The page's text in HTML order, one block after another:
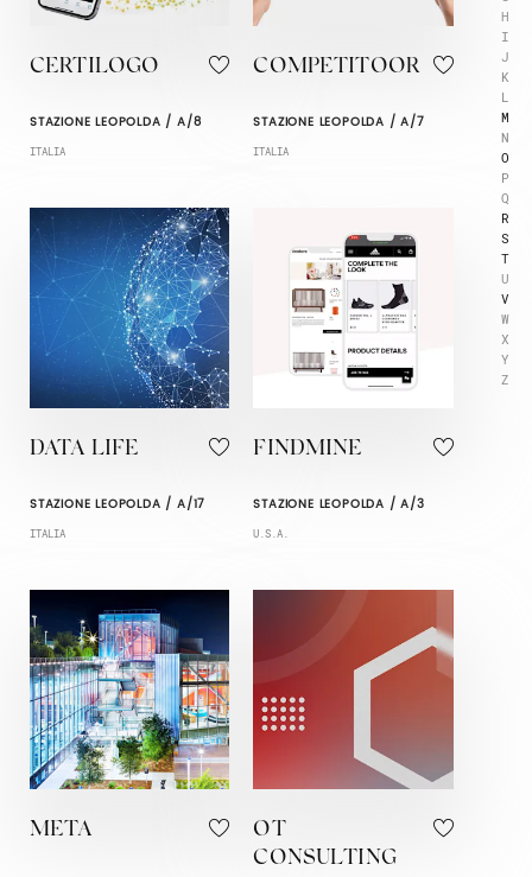
H
I
J
K
L
M
N
O
P
Q
R
S
T
U
V
W
X
Y
Z
CERTILOGO
STAZIONE LEOPOLDA / A/8
ITALIA
COMPETITOOR
STAZIONE LEOPOLDA / A/7
ITALIA
DATA LIFE
STAZIONE LEOPOLDA / A/17
ITALIA
FINDMINE
STAZIONE LEOPOLDA / A/3
U.S.A.
META
OT
CONSULTING